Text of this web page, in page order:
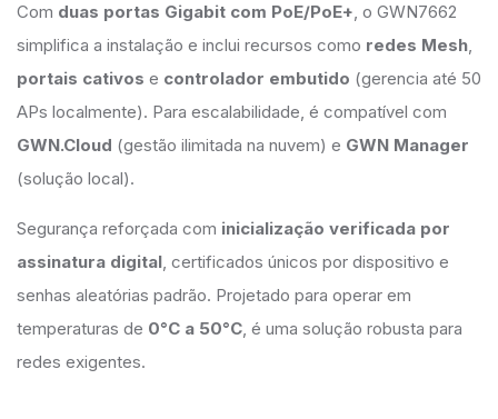
Com duas portas Gigabit com PoE/PoE+, o GWN7662
simplifica a instalação e inclui recursos como redes Mesh,
portais cativos e controlador embutido (gerencia até 50
APs localmente). Para escalabilidade, é compatível com
GWN.Cloud (gestão ilimitada na nuvem) e GWN Manager
(solução local).
Segurança reforçada com inicialização verificada por
assinatura digital, certificados únicos por dispositivo e
senhas aleatórias padrão. Projetado para operar em
temperaturas de 0°C a 50°C, é uma solução robusta para
redes exigentes.